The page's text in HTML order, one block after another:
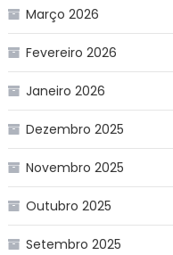
Março 2026
Fevereiro 2026
Janeiro 2026
Dezembro 2025
Novembro 2025
Outubro 2025
Setembro 2025